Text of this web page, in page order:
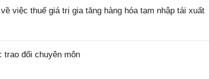
việc thuế giá trị gia tăng hàng hóa tạm nhập tái xuất
trao đổi chuyên môn